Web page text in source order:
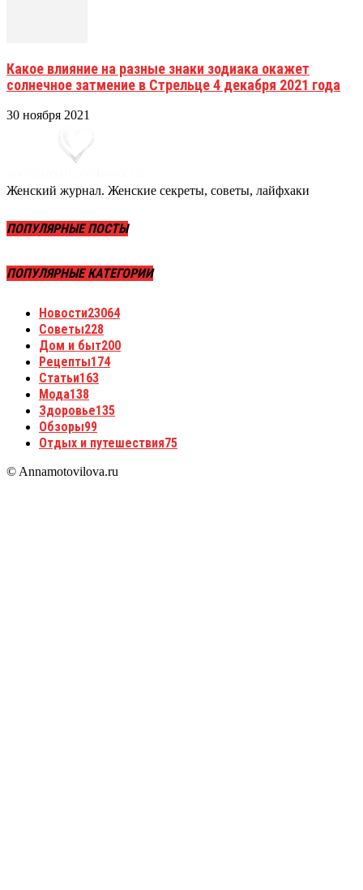
Какое влияние на разные знаки зодиака окажет
солнечное затмение в Стрельце 4 декабря 2021 года
30 ноября 2021
Женский журнал. Женские секреты, советы, лайфхаки
ПОПУЛЯРНЫЕ ПОСТЫ
ПОПУЛЯРНЫЕ КАТЕГОРИИ
Новости23064
Советы228
Дом и быт200
Рецепты174
Статьи163
Мода138
Здоровье135
Обзоры99
Отдых и путешествия75
© Annamotovilova.ru